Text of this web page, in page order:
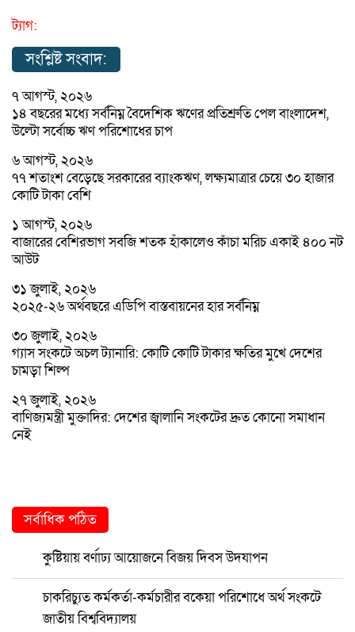
ট্যাগ:
সংশ্লিষ্ট সংবাদ:
৭ আগস্ট, ২০২৬
১৪ বছরের মধ্যে সর্বনিম্ন বৈদেশিক ঋণের প্রতিশ্রুতি পেল বাংলাদেশ,
উল্টো সর্বোচ্চ ঋণ পরিশোধের চাপ
৬ আগস্ট, ২০২৬
৭৭ শতাংশ বেড়েছে সরকারের ব্যাংকঋণ, লক্ষ্যমাত্রার চেয়ে ৩০ হাজার
কোটি টাকা বেশি
১ আগস্ট, ২০২৬
বাজারের বেশিরভাগ সবজি শতক হাঁকালেও কাঁচা মরিচ একাই ৪০০ নট
আউট
৩১ জুলাই, ২০২৬
২০২৫-২৬ অর্থবছরে এডিপি বাস্তবায়নের হার সর্বনিম্ন
৩০ জুলাই, ২০২৬
গ্যাস সংকটে অচল ট্যানারি: কোটি কোটি টাকার ক্ষতির মুখে দেশের
চামড়া শিল্প
২৭ জুলাই, ২০২৬
বাণিজ্যমন্ত্রী মুক্তাদির: দেশের জ্বালানি সংকটের দ্রুত কোনো সমাধান
নেই
সর্বাধিক পঠিত
কুষ্টিয়ায় বর্ণাঢ্য আয়োজনে বিজয় দিবস উদযাপন
চাকরিচ্যুত কর্মকর্তা-কর্মচারীর বকেয়া পরিশোধে অর্থ সংকটে
জাতীয় বিশ্ববিদ্যালয়